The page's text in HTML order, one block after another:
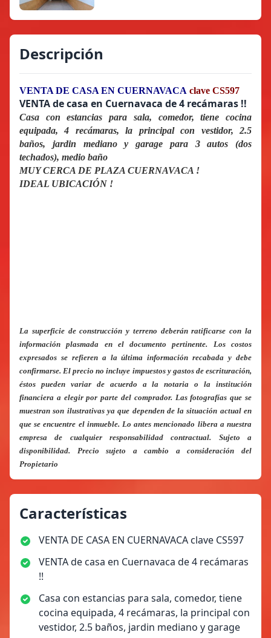
Descripción
VENTA DE CASA EN CUERNAVACA clave CS597
VENTA de casa en Cuernavaca de 4 recámaras !!
Casa con estancias para sala, comedor, tiene cocina
equipada, 4 recámaras, la principal con vestidor, 2.5
baños, jardin mediano y garage para 3 autos (dos
techados), medio baño
MUY CERCA DE PLAZA CUERNAVACA !
IDEAL UBICACIÓN !
La superficie de construcción y terreno deberán ratificarse con la
información plasmada en el documento pertinente. Los costos
expresados se refieren a la última información recabada y debe
confirmarse. El precio no incluye impuestos y gastos de escrituración,
éstos pueden variar de acuerdo a la notaria o la institución
financiera a elegir por parte del comprador. Las fotografías que se
muestran son ilustrativas ya que dependen de la situación actual en
que se encuentre el inmueble. Lo antes mencionado libera a nuestra
empresa de cualquier responsabilidad contractual. Sujeto a
disponibilidad. Precio sujeto a cambio a consideración del
Propietario
Características
VENTA DE CASA EN CUERNAVACA clave CS597
VENTA de casa en Cuernavaca de 4 recámaras
!!
Casa con estancias para sala, comedor, tiene
cocina equipada, 4 recámaras, la principal con
vestidor, 2.5 baños, jardin mediano y garage